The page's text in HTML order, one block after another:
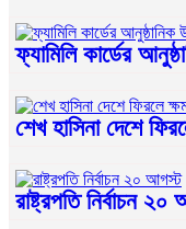
ফ্যামিলি কার্ডের
শেখ হাসিনা দেশে
রাষ্ট্রপতি নির্বাচন